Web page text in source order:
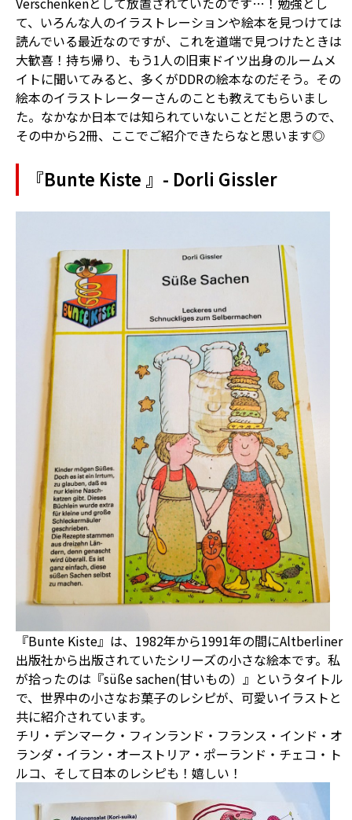
て、いろんな人のイラストレーションや絵本を見つけては
読んでいる最近なのですが、これを道端で見つけたときは
大歓喜！持ち帰り、もう1人の旧東ドイツ出身のルームメ
イトに聞いてみると、多くがDDRの絵本なのだそう。その
絵本のイラストレーターさんのことも教えてもらいまし
た。なかなか日本では知られていないことだと思うので、
その中から2冊、ここでご紹介できたらなと思います◎
『Bunte Kiste 』- Dorli Gissler
『Bunte Kiste』は、1982年から1991年の間にAltberliner
出版社から出版されていたシリーズの小さな絵本です。私
が拾ったのは『süße sachen(甘いもの）』というタイトル
で、世界中の小さなお菓子のレシピが、可愛いイラストと
共に紹介されています。
チリ・デンマーク・フィンランド・フランス・インド・オ
ランダ・イラン・オーストリア・ポーランド・チェコ・ト
ルコ、そして日本のレシピも！嬉しい！